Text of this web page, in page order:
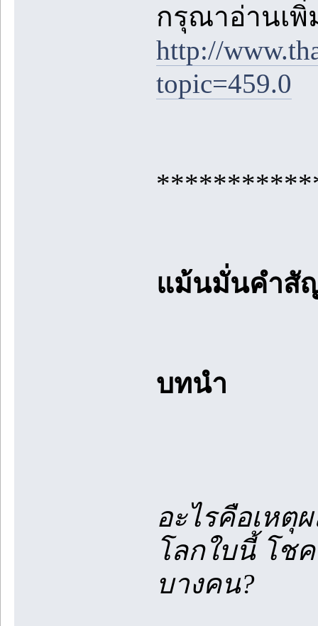
กรุณาอ่านเพิ่
http://
topic=459.0
แม้นมั่นคำสั
บทนำ
อะไรคือเหตุ
โลกใบนี้ โช
บางคน?